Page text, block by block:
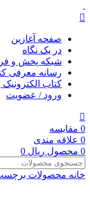
صفحه آغازین
در یک نگاه
شبکه پخش و
رسانه معرفی
کتاب
ورود / عضویت
0 مقایسه
0 علاقه مندی
0 محصول ریال
خانه محصولات